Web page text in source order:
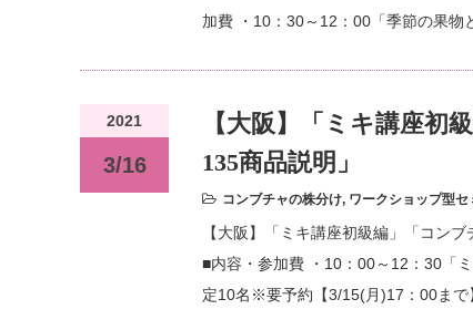
加費 ・10：30～12：00「季節の果物
2021
3/16
【大阪】「ミキ講座初
135商品説明」
コンブチャの株分け, ワークショップ型セ
【大阪】「ミキ講座初級編」「コン
■内容・参加費 ・10：00～12：30「
定10名※要予約【3/15(月)17：00ま